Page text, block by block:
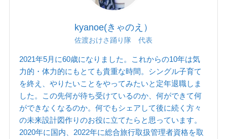
kyanoe(きゃのえ）
佐渡おけさ踊り隊 代表
2021年5月に60歳になりました。これからの10年は気
力的・体力的にもとても貴重な時間。シングル子育て
を終え、やりたいことをやってみたいと定年退職しま
した。この先何が待ち受けているのか、何ができて何
ができなくなるのか。何でもシェアして後に続く方々
の未来設計図作りのお役に立てたらと思っています。
2020年に国内、2022年に総合旅行取扱管理者資格を取